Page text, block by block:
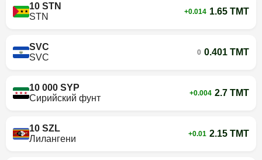
10 STN
STN
+0.014 1.65 TMT
SVC
SVC
0 0.401 TMT
10 000 SYP
Сирийский фунт
+0.004 2.7 TMT
10 SZL
Лилангени
+0.01 2.15 TMT